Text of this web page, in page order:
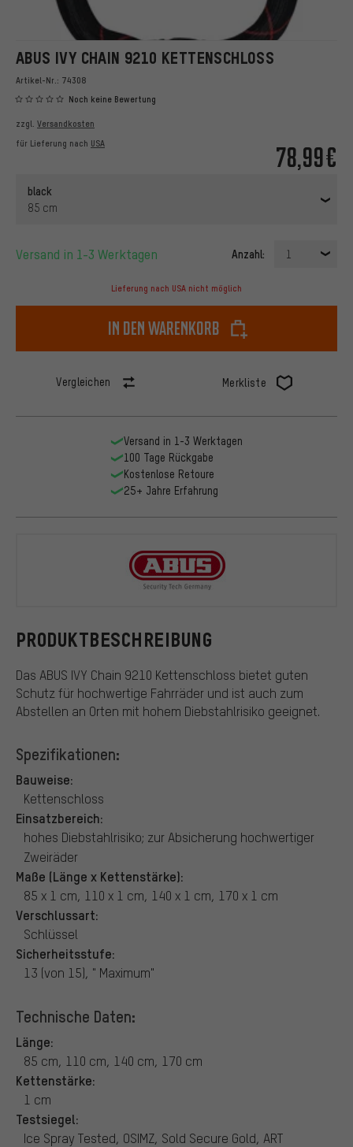
ABUS IVY CHAIN 9210 KETTENSCHLOSS
Artikel-Nr.: 74308
Noch keine Bewertung
78,99€
zzgl. Versandkosten
für Lieferung nach USA
black
85 cm
Versand in 1-3 Werktagen Anzahl: 1
Lieferung nach USA nicht möglich
In den Warenkorb
Vergleichen Merkliste
PRODUKTBESCHREIBUNG
Das ABUS IVY Chain 9210 Kettenschloss bietet guten
Schutz für hochwertige Fahrräder und ist auch zum
Abstellen an Orten mit hohem Diebstahlrisiko geeignet.
Spezifikationen:
Bauweise:
Kettenschloss
Einsatzbereich:
hohes Diebstahlrisiko; zur Absicherung hochwertiger
Zweiräder
Maße (Länge x Kettenstärke):
85 x 1 cm, 110 x 1 cm, 140 x 1 cm, 170 x 1 cm
Verschlussart:
Schlüssel
Sicherheitsstufe:
13 (von 15), " Maximum"
Technische Daten:
Länge:
85 cm, 110 cm, 140 cm, 170 cm
Kettenstärke:
1 cm
Testsiegel:
Ice Spray Tested, OSIMZ, Sold Secure Gold, ART
Versand in 1-3 Werktagen
100 Tage Rückgabe
Kostenlose Retoure
25+ Jahre Erfahrung